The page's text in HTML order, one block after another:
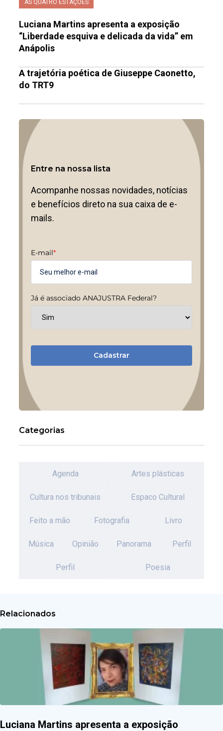
AS QUATRO ESTAÇÕES
Luciana Martins apresenta a exposição
“Liberdade esquiva e delicada da vida” em
Anápolis
A trajetória poética de Giuseppe Caonetto,
do TRT9
Entre na nossa lista
Acompanhe nossas novidades, notícias
e benefícios direto na sua caixa de e-
mails.
E-mail*
Já é associado ANAJUSTRA Federal?
Cadastrar
Categorias
Agenda Artes plásticas
Cultura nos tribunais Espaco Cultural
Feito a mão Fotografia Livro
Música Opinião Panorama Perfil
Perfil Poesia
Relacionados
Luciana Martins apresenta a exposição